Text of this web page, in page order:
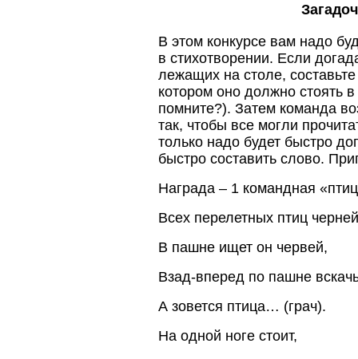
В этом конкурсе вам надо
в стихотворении. Если
лежащих на столе,
котором оно должно стоять
помните?). Затем команда
так, чтобы все могли
только надо будет быстро
быстро составить слово.
Награда – 1 командная
Всех перелетных птиц
В пашне ищет он червей,
Взад-вперед по пашне
А зовется птица… (грач).
На одной ноге стоит,